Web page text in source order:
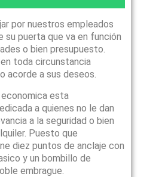
por nuestros empleados
su puerta que va en función
o bien presupuesto.
toda circunstancia
acorde a sus deseos.
esta
a quienes no le dan
a la seguridad o bien
Puesto que
diez puntos de anclaje con
y un bombillo de
embrague.